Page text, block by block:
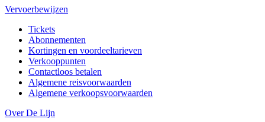
Vervoerbewijzen
Tickets
Abonnementen
Kortingen en voordeeltarieven
Verkooppunten
Contactloos betalen
Algemene reisvoorwaarden
Algemene verkoopsvoorwaarden
Over De Lijn